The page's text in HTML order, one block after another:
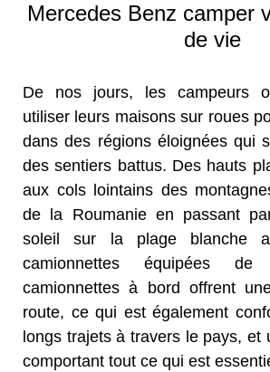
Mercedes Benz camper
de vie
De nos jours, les campeurs
utiliser leurs maisons sur roues
dans des régions éloignées qui
des sentiers battus. Des hauts
aux cols lointains des
de la Roumanie en passant
soleil sur la plage blanche
camionnettes équipées
camionnettes à bord offrent
route, ce qui est également
longs trajets à travers le pays, et
comportant tout ce qui est